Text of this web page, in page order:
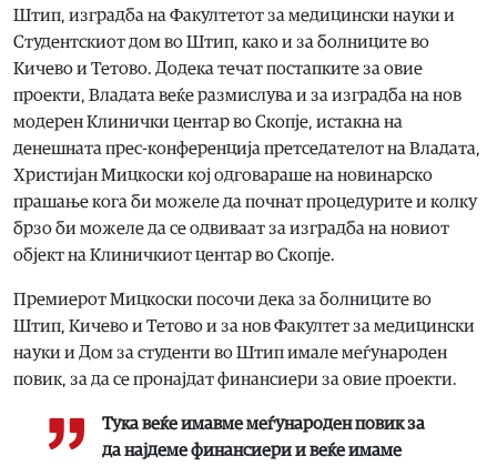
Штип, изградба на Факултетот за медицински науки и
Студентскиот дом во Штип, како и за болниците во
Кичево и Тетово. Додека течат постапките за овие
проекти, Владата веќе размислува и за изградба на нов
модерен Клинички центар во Скопје, истакна на
денешната прес-конференција претседателот на Владата,
Христијан Мицкоски кој одговараше на новинарско
прашање кога би можеле да почнат процедурите и колку
брзо би можеле да се одвиваат за изградба на новиот
објект на Клиничкиот центар во Скопје.
Премиерот Мицкоски посочи дека за болниците во
Штип, Кичево и Тетово и за нов Факултет за медицински
науки и Дом за студенти во Штип имале меѓународен
повик, за да се пронајдат финансиери за овие проекти.
Тука веќе имавме меѓународен повик за
да најдеме финансиери и веќе имаме